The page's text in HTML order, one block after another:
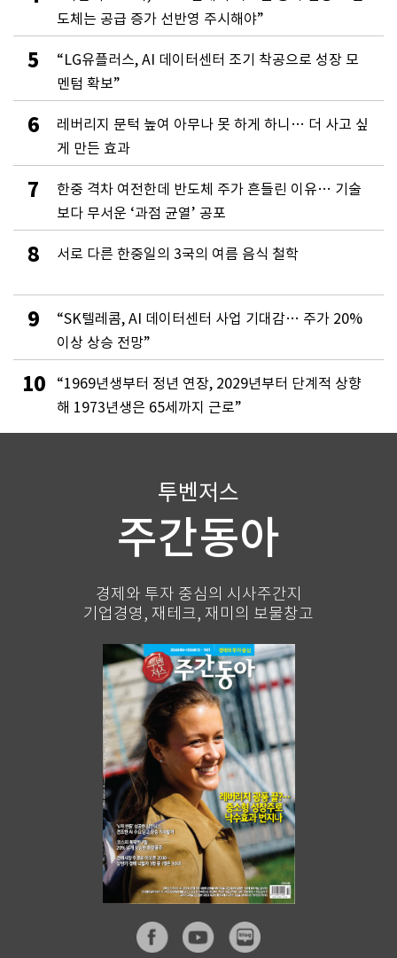
도체는 공급 증가 선반영 주시해야”
5
“LG유플러스, AI 데이터센터 조기 착공으로 성장 모
멘텀 확보”
6
레버리지 문턱 높여 아무나 못 하게 하니… 더 사고 싶
게 만든 효과
7
한중 격차 여전한데 반도체 주가 흔들린 이유… 기술
보다 무서운 ‘과점 균열’ 공포
8 서로 다른 한중일의 3국의 여름 음식 철학
9
“SK텔레콤, AI 데이터센터 사업 기대감… 주가 20%
이상 상승 전망”
10
“1969년생부터 정년 연장, 2029년부터 단계적 상향
해 1973년생은 65세까지 근로”
투벤저스
주간동아
경제와 투자 중심의 시사주간지
기업경영, 재테크, 재미의 보물창고